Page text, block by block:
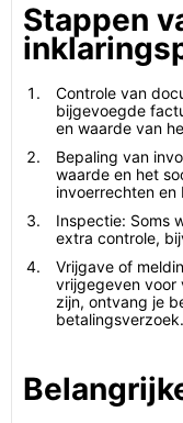
Stappen
Controle van
bijgevoegde
en waarde van
Bepaling van
waarde en het
invoerrechten
Inspectie: Soms
extra controle,
Vrijgave of
vrijgegeven voor
zijn, ontvang je
betalingsverzoek.